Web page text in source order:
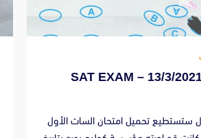
تحميل امتحان السات 13/3/2021 – SAT EXAM
ستستطيع تحميل امتحان السات الأول